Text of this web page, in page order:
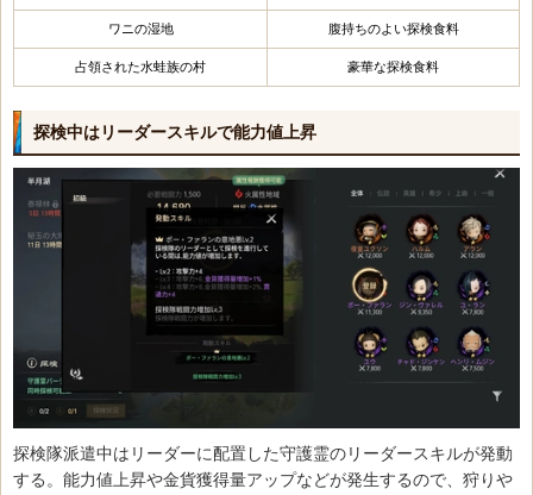
ワニの湿地 腹持ちのよい探検食料
占領された水蛙族の村 豪華な探検食料
探検中はリーダースキルで能力値上昇
探検隊派遣中はリーダーに配置した守護霊のリーダースキルが発動
する。能力値上昇や金貨獲得量アップなどが発生するので、狩りや